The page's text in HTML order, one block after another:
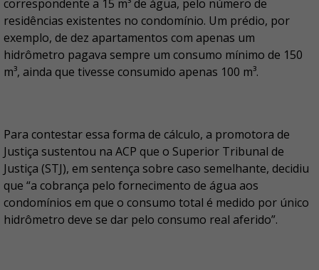
correspondente a 15 m³ de água, pelo número de
residências existentes no condomínio. Um prédio, por
exemplo, de dez apartamentos com apenas um
hidrômetro pagava sempre um consumo mínimo de 150
m³, ainda que tivesse consumido apenas 100 m³.
Para contestar essa forma de cálculo, a promotora de
Justiça sustentou na ACP que o Superior Tribunal de
Justiça (STJ), em sentença sobre caso semelhante, decidiu
que “a cobrança pelo fornecimento de água aos
condomínios em que o consumo total é medido por único
hidrômetro deve se dar pelo consumo real aferido”.